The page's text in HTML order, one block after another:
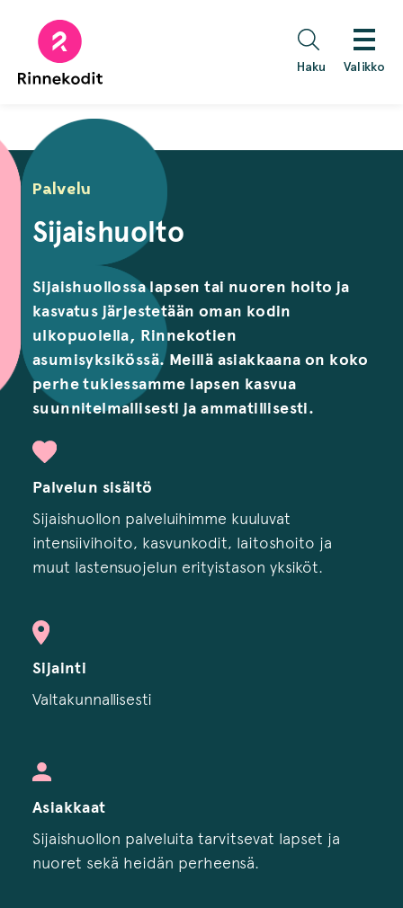
sisältöön
Haku Valikko
Palvelu
Sijaishuolto
Sijaishuollossa lapsen tai nuoren hoito ja
kasvatus järjestetään oman kodin
ulkopuolella, Rinnekotien
asumisyksikössä. Meillä asiakkaana on koko
perhe tukiessamme lapsen kasvua
suunnitelmallisesti ja ammatillisesti.
Palvelun sisältö
Sijaishuollon palveluihimme kuuluvat
intensiivihoito, kasvunkodit, laitoshoito ja
muut lastensuojelun erityistason yksiköt.
Sijainti
Valtakunnallisesti
Asiakkaat
Sijaishuollon palveluita tarvitsevat lapset ja
nuoret sekä heidän perheensä.